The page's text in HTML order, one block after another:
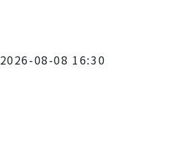
2026-08-08 16:30